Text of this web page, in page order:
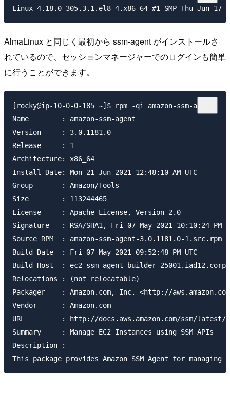
AlmaLinux と同じく最初から ssm-agent がインストールさ
れているので、セッションマネージャーでのログインも簡単
に行うことができます。
[rocky@ip-10-0-0-185 ~]$ rpm -qi amazon-ssm-agent
Name        : amazon-ssm-agent
Version     : 3.0.1181.0
Release     : 1
Architecture: x86_64
Install Date: Mon 21 Jun 2021 12:48:10 AM UTC
Group       : Amazon/Tools
Size        : 113244465
License     : Apache License, Version 2.0
Signature   : RSA/SHA1, Fri 07 May 2021 10:10:24 PM
Source RPM  : amazon-ssm-agent-3.0.1181.0-1.src.rpm
Build Date  : Fri 07 May 2021 09:52:48 PM UTC
Build Host  : ec2-ssm-agent-builder-
Relocations : (not relocatable)
Packager    : Amazon.com, Inc. <http://
Vendor      : Amazon.com
URL         : http://docs.aws.amazon.com/ssm/latest/
Summary     : Manage EC2 Instances using SSM APIs
Description :